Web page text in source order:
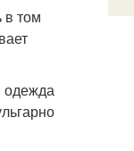
в том
одежда